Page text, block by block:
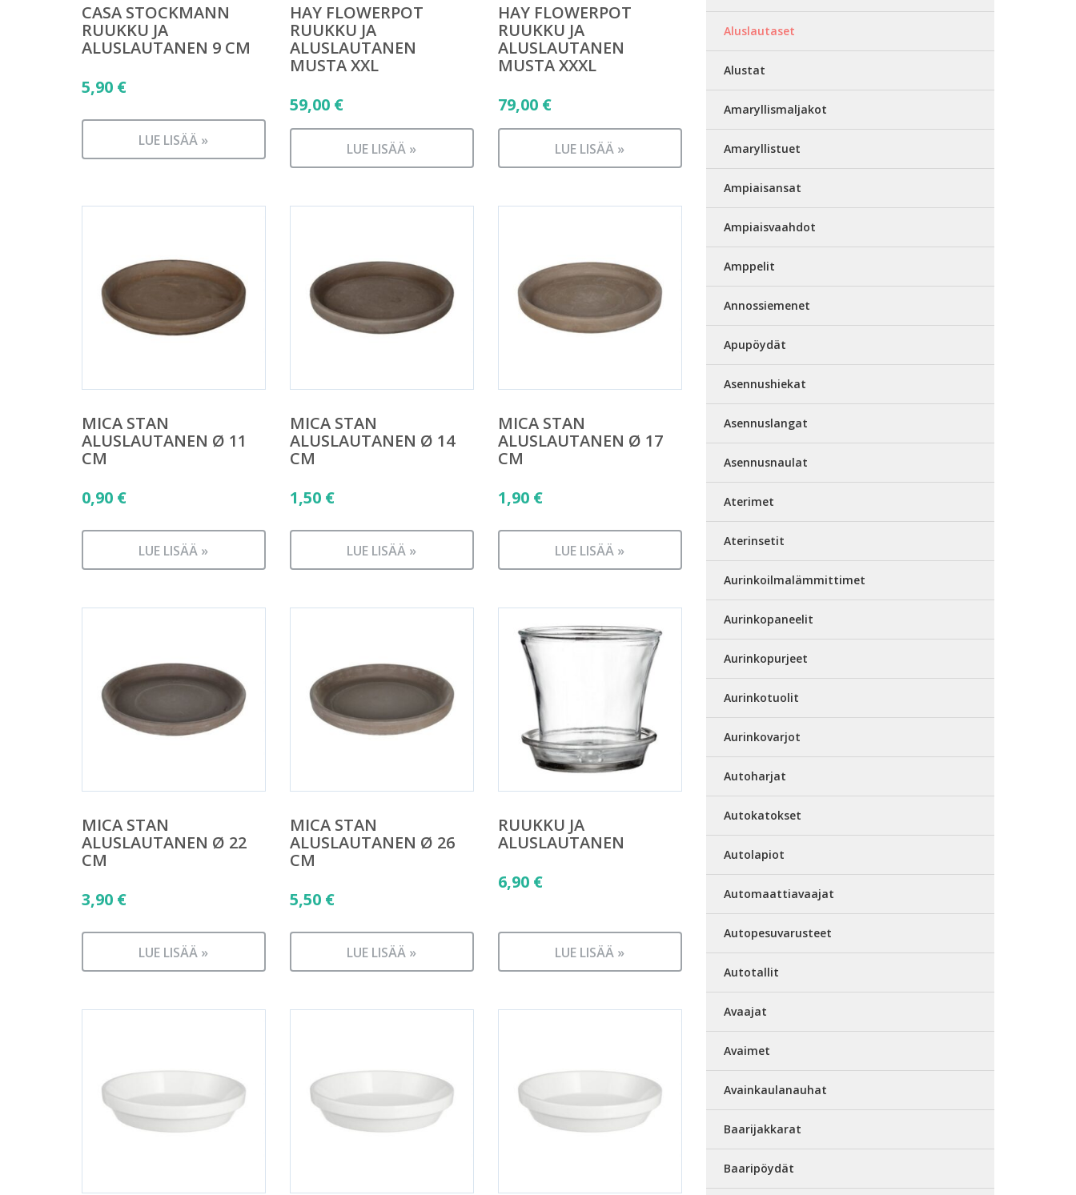
CASA STOCKMANN
RUUKKU JA
ALUSLAUTANEN 9 CM
5,90 €
LUE LISÄÄ »
HAY FLOWERPOT
RUUKKU JA
ALUSLAUTANEN
MUSTA XXL
59,00 €
LUE LISÄÄ »
HAY FLOWERPOT
RUUKKU JA
ALUSLAUTANEN
MUSTA XXXL
79,00 €
LUE LISÄÄ »
MICA STAN
ALUSLAUTANEN Ø 11
CM
0,90 €
LUE LISÄÄ »
MICA STAN
ALUSLAUTANEN Ø 14
CM
1,50 €
LUE LISÄÄ »
MICA STAN
ALUSLAUTANEN Ø 17
CM
1,90 €
LUE LISÄÄ »
MICA STAN
ALUSLAUTANEN Ø 22
CM
3,90 €
LUE LISÄÄ »
MICA STAN
ALUSLAUTANEN Ø 26
CM
5,50 €
LUE LISÄÄ »
RUUKKU JA
ALUSLAUTANEN
6,90 €
LUE LISÄÄ »
Aluslautaset
Alustat
Amaryllismaljakot
Amaryllistuet
Ampiaisansat
Ampiaisvaahdot
Amppelit
Annossiemenet
Apupöydät
Asennushiekat
Asennuslangat
Asennusnaulat
Aterimet
Aterinsetit
Aurinkoilmalämmittimet
Aurinkopaneelit
Aurinkopurjeet
Aurinkotuolit
Aurinkovarjot
Autoharjat
Autokatokset
Autolapiot
Automaattiavaajat
Autopesuvarusteet
Autotallit
Avaajat
Avaimet
Avainkaulanauhat
Baarijakkarat
Baaripöydät